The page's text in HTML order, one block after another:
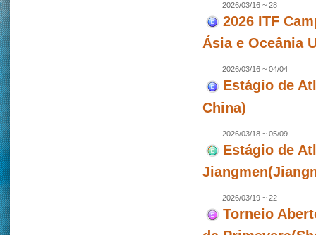
2026/03/16 ~ 28
2026 ITF
Ásia e Oceânia
2026/03/16 ~ 04/04
Estágio de
China)
2026/03/18 ~ 05/09
Estágio de
2026/03/19 ~ 22
Torneio